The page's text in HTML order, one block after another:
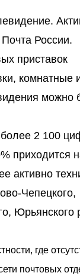
России.
приставок
комнатные
можно
более 2 100
приходится
активно
Чепецкого,
Юрьянского
где
почтовых